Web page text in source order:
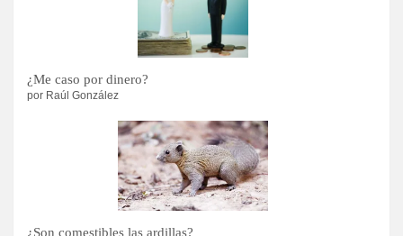
¿Me caso por dinero?
por Raúl González
¿Son comestibles las ardillas?